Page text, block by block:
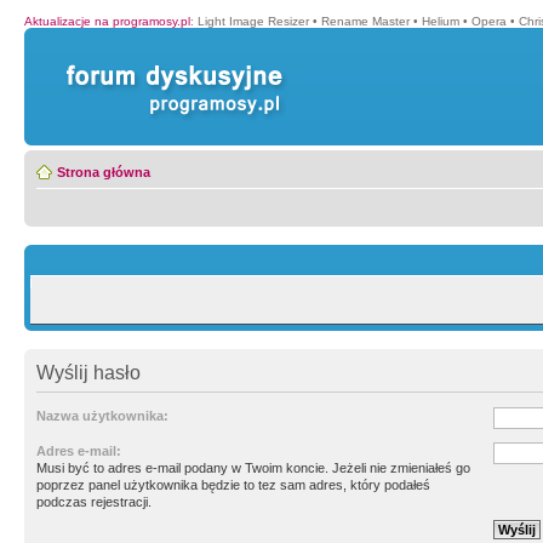
Aktualizacje na programosy.pl: Light Image Resizer • Rename Master • Helium • Opera •
Strona główna
Wyślij hasło
Nazwa użytkownika:
Adres e-mail:
Musi być to adres e-mail podany w Twoim koncie. Jeżeli nie zmieniałeś go
poprzez panel użytkownika będzie to tez sam adres, który podałeś
podczas rejestracji.